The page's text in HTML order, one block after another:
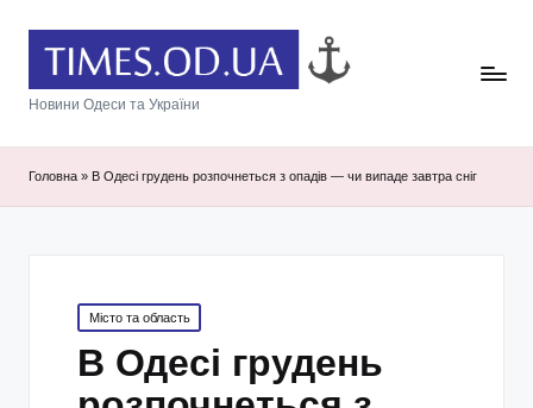
Новини Одеси та України
Головна » В Одесі грудень розпочнеться з опадів — чи випаде завтра сніг
Posted
in
Місто та область
В Одесі грудень